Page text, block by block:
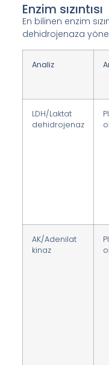
Enzim sızıntısı
En bilinen enzim
dehidrojenaza
Analiz
LDH/Laktat
dehidrojenaz
AK/Adenilat
kinaz